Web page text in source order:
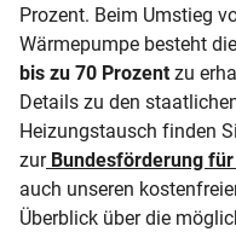
Prozent. Beim Umstieg
Wärmepumpe besteht
bis zu 70 Prozent zu
Details zu den
Heizungstausch finden
zurBundesförderung
auch unseren
Überblick über die